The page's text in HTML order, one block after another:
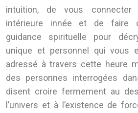
intuition, de vous
intérieure innée et de faire
guidance spirituelle pour
unique et personnel qui vous
adressé à travers cette heure
des personnes interrogées
disent croire fermement au
l’univers et à l’existence de